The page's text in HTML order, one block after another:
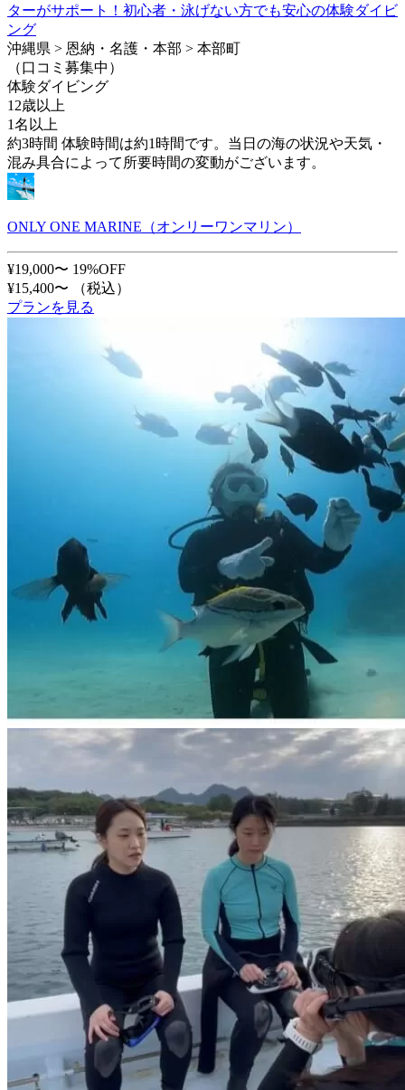
ターがサポート！初心者・泳げない方でも安心の体験ダイビ
ング
沖縄県 > 恩納・名護・本部 > 本部町
（口コミ募集中）
体験ダイビング
12歳以上
1名以上
約3時間 体験時間は約1時間です。当日の海の状況や天気・
混み具合によって所要時間の変動がございます。
ONLY ONE MARINE（オンリーワンマリン）
¥19,000〜 19%OFF
¥15,400〜
（税込）
プランを見る